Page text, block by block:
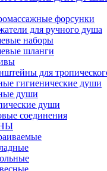
форсунки
для ручного душа
наборы
шланги
для
гигиенические души
души
души
соединения